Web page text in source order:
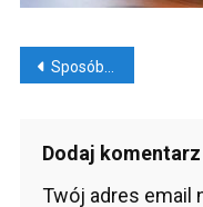
Nawigacja
Sposób na oszczędności i rozwój w firmie
Dodaj komentarz
Twój adres email